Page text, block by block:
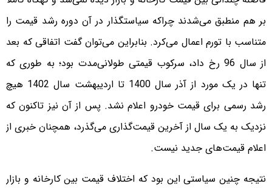
بر هم منطبق می‌شدند چراکه سیاستگذار در آن دوره رشد قیمت را
متناسب با تورم اعمال می‌کرد. بنابراین می‌توان گفت اتفاقی که بعد
از سال 96 رخ داد، سرکوب قیمتی طولانی‌مدت بود؛ به طوری که
تنها در یک مورد از آذر سال 1400 تا اردیبهشت سال 1402 هیچ
رشد رسمی برای قیمت خودرو اعلام نشد. پس از آن نیز تاکنون که
نزدیک به یک سال از آخرین قیمت‌گذاری می‌گذرد، همچنان خبری از
اعلام قیمت‌های جدید نیست.
نتیجه چنین سیاستی این بود که اختلاف قیمت بین کارخانه و بازار